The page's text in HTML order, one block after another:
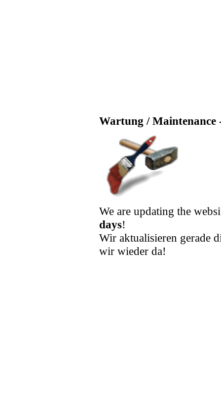
Wartung / Maintenance
We are updating the
days!
Wir aktualisieren gerade
wir wieder da!